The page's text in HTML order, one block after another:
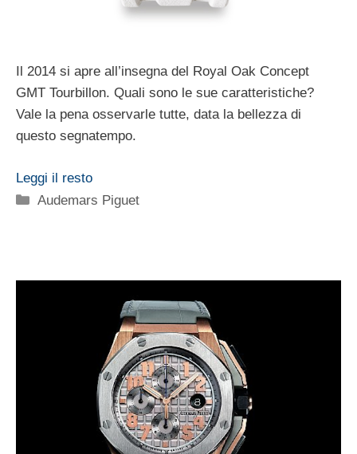
Il 2014 si apre all’insegna del Royal Oak Concept
GMT Tourbillon. Quali sono le sue caratteristiche?
Vale la pena osservarle tutte, data la bellezza di
questo segnatempo.
Leggi il resto
Categorie
Audemars Piguet